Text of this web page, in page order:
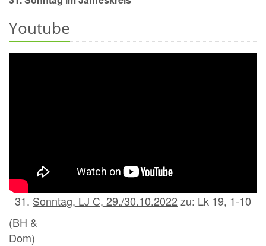
Youtube
Sonntag, LJ C, 29./30.10.2022 zu: Lk 19, 1-10
(BH &